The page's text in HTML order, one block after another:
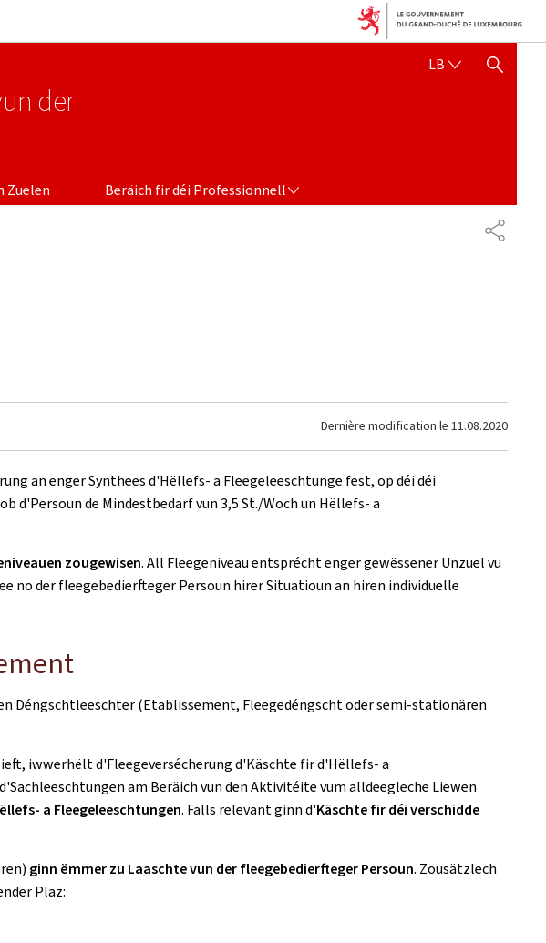
der
LB SHOW HIDE SEARCH
Zuelen Beräich fir déi Professionnell
BERÄICH FIR DÉI PROFESSIONNELL
Dernière modification le 11.08.2020
an enger Synthees d'Hëllefs- a Fleegeleeschtunge fest, op déi déi
d'Persoun de Mindestbedarf vun 3,5 St./Woch un Hëllefs- a
zougewisen. All Fleegeniveau entsprécht enger gewëssener Unzuel vu
no der fleegebedierfteger Persoun hirer Situatioun an hiren individuelle
Déngschtleeschter (Etablissement, Fleegedéngscht oder semi-stationären
iwwerhëlt d'Fleegeversécherung d'Käschte fir d'Hëllefs- a
am Beräich vun den Aktivitéite vum alldeegleche Liewen
a Fleegeleeschtungen. Falls relevant ginn d'Käschte fir déi verschidde
ginn ëmmer zu Laaschte vun der fleegebedierfteger Persoun. Zousätzlech
Plaz: